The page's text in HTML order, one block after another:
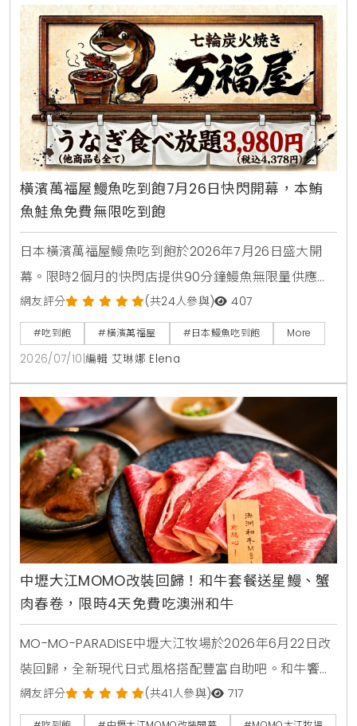
品，是台中西屯朋友聚會，看球賽放鬆的寶藏餐廳。
橫濱萬福屋鰻魚吃到飽7月26日快閃開幕，本鮪
魚鮭魚免費無限吃到飽
日本橫濱萬福屋鰻魚吃到飽於2026年7月26日盛大開
幕。限時2個月的快閃店提供90分鐘鰻魚無限量供應，
大人費用只要3980日圓，折合台幣千元有找。店內採
用日式七輪炭火現烤風格，菜單更包含本鮪魚與鮭魚腹
肉等豐富海鮮，是今年夏天日本自由行不容錯過的超高
CP值美食選擇。
網友評分 (共24人參與) 407
#吃到飽 #橫濱萬福屋 #日本鰻魚吃到飽 More
2026/07/10 編輯 艾琳娜 Elena
中壢大江MOMO改裝回歸！和牛套餐送星鰻、蟹
肉春卷，限時4天免費吃澳洲和牛
MO-MO-PARADISE中壢大江牧場於2026年6月22日改
裝回歸，全新現代日式風格搭配豐富自助吧。和牛饗宴
套餐同步推出星鰻一本揚與蟹肉奶油春卷兩款全新一品
料理。6月22日至6月25日限時4天，每日前50名現場
網友評分 (共41人參與) 717